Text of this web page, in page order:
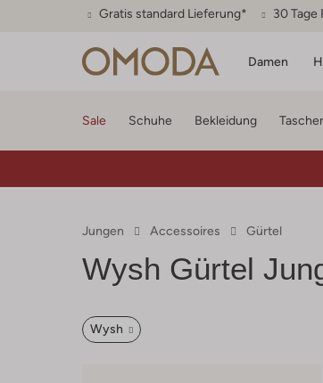
Gratis standard Lieferung* 30 Tage
Damen
Sale Schuhe Bekleidung
Jungen Accessoires Gürtel
Wysh Gürtel
Wysh